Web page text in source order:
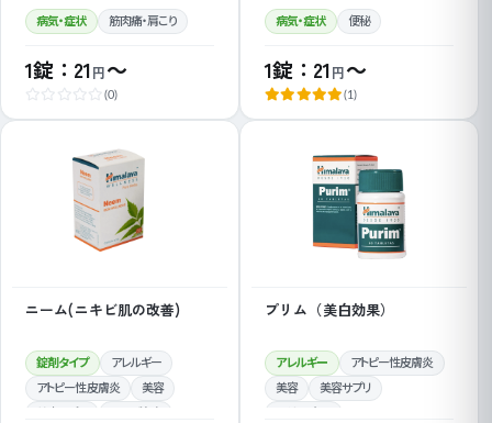
病気・症状 筋肉痛・肩こり
1錠：21円～
(0)
病気・症状 便秘
1錠：21円～
(1)
ニーム(ニキビ肌の改善)
錠剤タイプ アレルギー
アトピー性皮膚炎 美容
プリム（美白効果）
アレルギー アトピー性皮膚炎
美容 美容サプリ